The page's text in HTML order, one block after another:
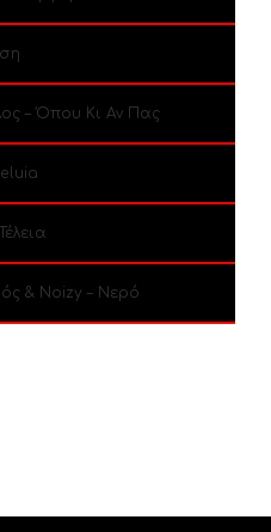
– Όπου Κι Αν Πας
& Noizy – Νερό